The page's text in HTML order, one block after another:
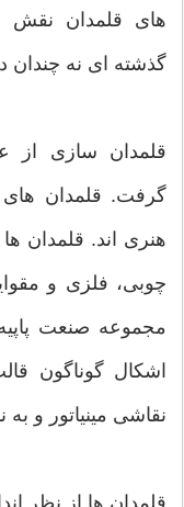
های قلمدان نقش
گذشته ای نه چندان
قلمدان سازی از
گرفت. قلمدان های
هنری اند. قلمدان
چوبی، فلزی و
مجموعه صنعت
اشکال گوناگون
نقاشی مینیاتور و